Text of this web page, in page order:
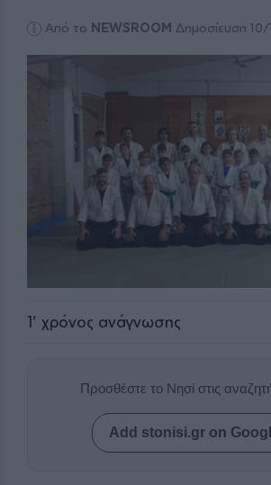
Από το NEWSROOM Δημοσίευση
1' χρόνος ανάγνωσης
Προσθέστε το Νησί στις
Add stonisi.gr on